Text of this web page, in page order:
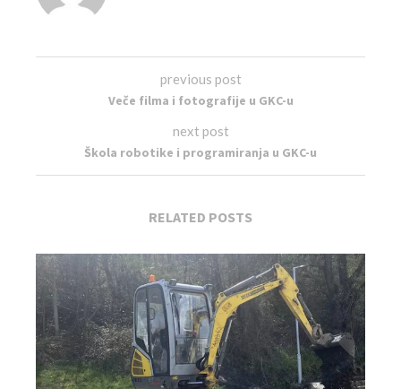
previous post
Veče filma i fotografije u GKC-u
next post
Škola robotike i programiranja u GKC-u
RELATED POSTS